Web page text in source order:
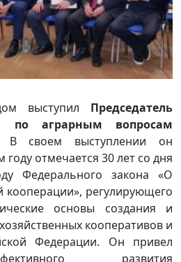
выступил Председатель
по аграрным вопросам
В своем выступлении он
году отмечается 30 лет со дня
Федерального закона «О
кооперации», регулирующего
основы создания и
кооперативов и
Федерации. Он привел
развития